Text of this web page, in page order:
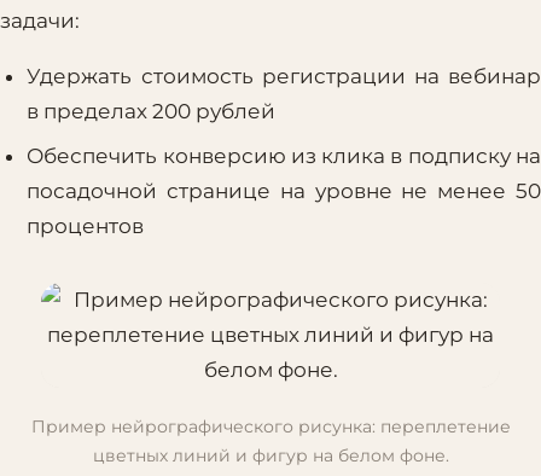
задачи:
Удержать стоимость регистрации на вебинар
в пределах 200 рублей
Обеспечить конверсию из клика в подписку на
посадочной странице на уровне не менее 50
процентов
Пример нейрографического рисунка: переплетение
цветных линий и фигур на белом фоне.